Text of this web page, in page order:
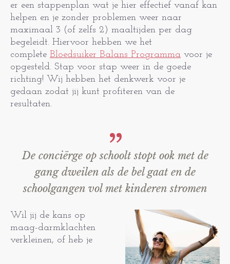
er een stappenplan wat je hier effectief vanaf kan
helpen en je zonder problemen weer naar
maximaal 3 (of zelfs 2) maaltijden per dag
begeleidt. Hiervoor hebben we het
complete Bloedsuiker Balans Programma voor je
opgesteld. Stap voor stap weer in de goede
richting! Wij hebben het denkwerk voor je
gedaan zodat jij kunt profiteren van de
resultaten.
De conciërge op schoolt stopt ook met de
gang dweilen als de bel gaat en de
schoolgangen vol met kinderen stromen
Wil jij de kans op
maag-darmklachten
verkleinen, of heb je